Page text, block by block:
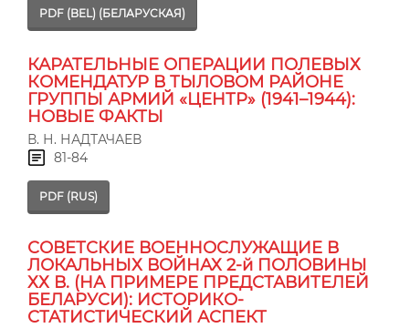
PDF (BEL) (БЕЛАРУСКАЯ)
КАРАТЕЛЬНЫЕ ОПЕРАЦИИ ПОЛЕВЫХ
КОМЕНДАТУР В ТЫЛОВОМ РАЙОНЕ
ГРУППЫ АРМИЙ «ЦЕНТР» (1941–1944):
НОВЫЕ ФАКТЫ
В. Н. НАДТАЧАЕВ
81-84
PDF (RUS)
СОВЕТСКИЕ ВОЕННОСЛУЖАЩИЕ В
ЛОКАЛЬНЫХ ВОЙНАХ 2-й ПОЛОВИНЫ
ХХ В. (НА ПРИМЕРЕ ПРЕДСТАВИТЕЛЕЙ
БЕЛАРУСИ): ИСТОРИКО-
СТАТИСТИЧЕСКИЙ АСПЕКТ